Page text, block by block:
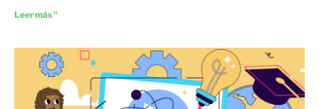
Leer más "